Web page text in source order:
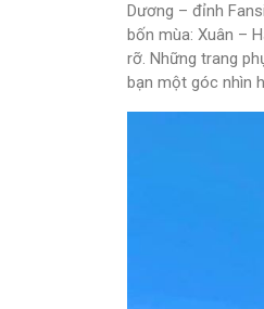
Dương – đỉnh
bốn mùa: Xuân –
rỡ. Những trang
bạn một góc nhìn